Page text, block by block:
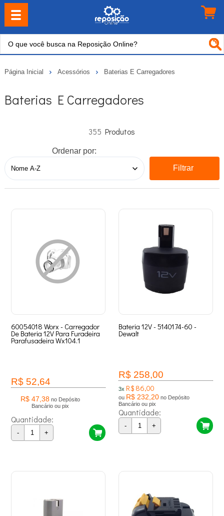
Página Inicial Acessórios Baterias E Carregadores
Baterias E Carregadores
355
Ordenar por:
Filtrar
60054018 Worx - Carregador
De Bateria 12V Para Furadeira
Parafusadeira Wx104.1
R$ 52,64
R$ 47,38 no Depósito
Bancário ou pix
Quantidade:
- +
Bateria 12V - 5140174-60 -
Dewalt
R$ 258,00
3x R$ 86,00
ou R$ 232,20 no Depósito
Bancário ou pix
Quantidade:
- +